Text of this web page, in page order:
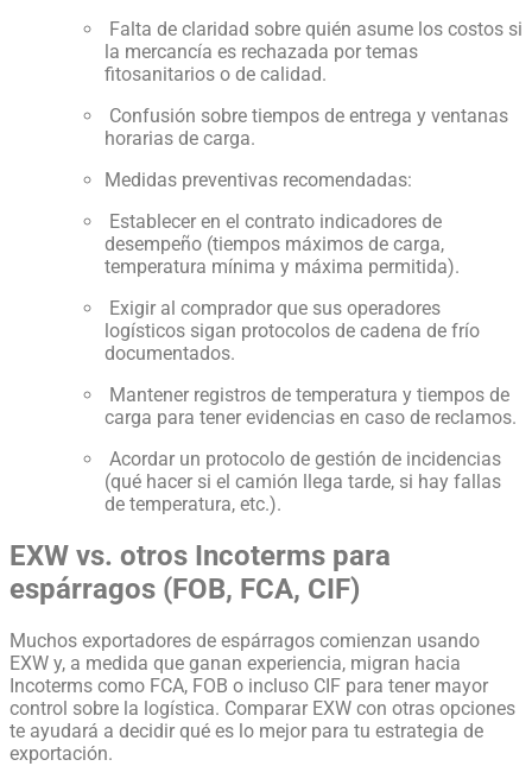
Falta de claridad sobre quién asume los costos si
la mercancía es rechazada por temas
fitosanitarios o de calidad.
Confusión sobre tiempos de entrega y ventanas
horarias de carga.
Medidas preventivas recomendadas:
Establecer en el contrato indicadores de
desempeño (tiempos máximos de carga,
temperatura mínima y máxima permitida).
Exigir al comprador que sus operadores
logísticos sigan protocolos de cadena de frío
documentados.
Mantener registros de temperatura y tiempos de
carga para tener evidencias en caso de reclamos.
Acordar un protocolo de gestión de incidencias
(qué hacer si el camión llega tarde, si hay fallas
de temperatura, etc.).
EXW vs. otros Incoterms para
espárragos (FOB, FCA, CIF)
Muchos exportadores de espárragos comienzan usando
EXW y, a medida que ganan experiencia, migran hacia
Incoterms como FCA, FOB o incluso CIF para tener mayor
control sobre la logística. Comparar EXW con otras opciones
te ayudará a decidir qué es lo mejor para tu estrategia de
exportación.